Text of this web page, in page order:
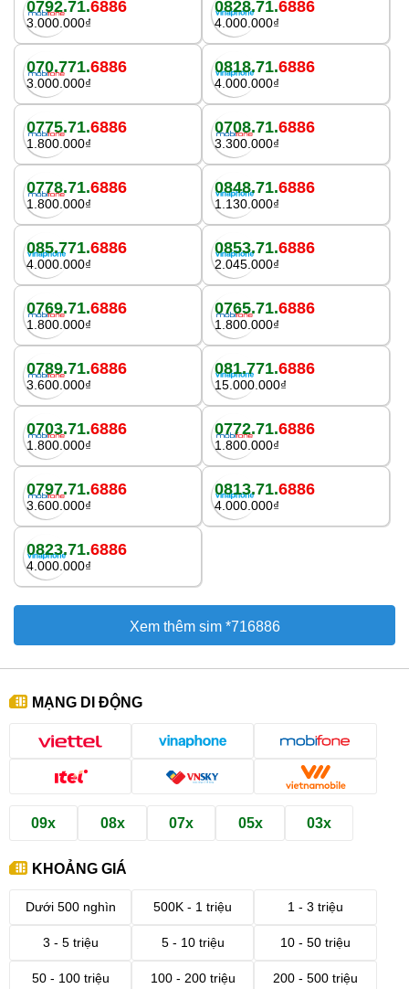
0792.71.6886
3.000.000₫
0828.71.6886
4.000.000₫
070.771.6886
3.000.000₫
0818.71.6886
4.000.000₫
0775.71.6886
1.800.000₫
0708.71.6886
3.300.000₫
0778.71.6886
1.800.000₫
0848.71.6886
1.130.000₫
085.771.6886
4.000.000₫
0853.71.6886
2.045.000₫
0769.71.6886
1.800.000₫
0765.71.6886
1.800.000₫
0789.71.6886
3.600.000₫
081.771.6886
15.000.000₫
0703.71.6886
1.800.000₫
0772.71.6886
1.800.000₫
0797.71.6886
3.600.000₫
0813.71.6886
4.000.000₫
0823.71.6886
4.000.000₫
Xem thêm sim *716886
MẠNG DI ĐỘNG
09x 08x 07x 05x 03x
KHOẢNG GIÁ
Dưới 500 nghìn 500K - 1 triệu 1 - 3 triệu
3 - 5 triệu 5 - 10 triệu 10 - 50 triệu
50 - 100 triệu 100 - 200 triệu 200 - 500 triệu